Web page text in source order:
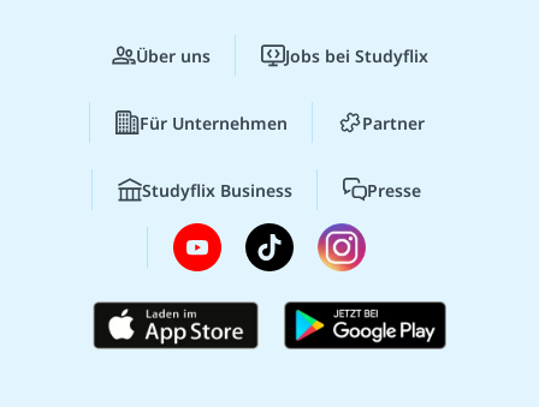
Über uns Jobs bei Studyflix
Für Unternehmen Partner
Studyflix Business Presse